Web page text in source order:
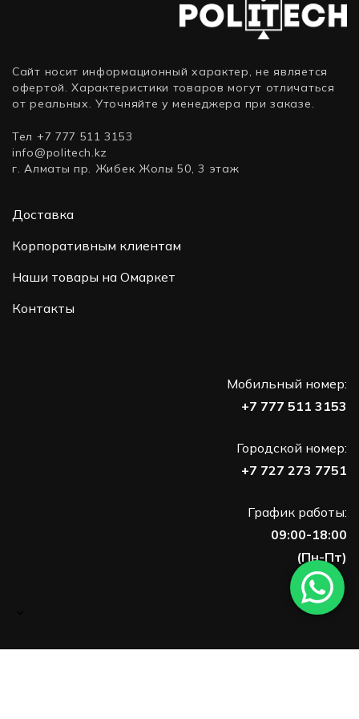
Сайт носит информационный характер, не является
офертой. Характеристики товаров могут отличаться
от реальных. Уточняйте у менеджера при заказе.
Тел +7 777 511 3153
info@politech.kz
г. Алматы пр. Жибек Жолы 50, 3 этаж
Доставка
Корпоративным клиентам
Наши товары на Омаркет
Контакты
Мобильный номер:
+7 777 511 3153
Городской номер:
+7 727 273 7751
График работы:
09:00-18:00
(Пн-Пт)